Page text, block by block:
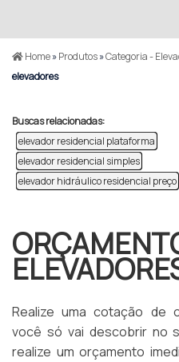
Home»Produtos»Categoria -
elevadores
Buscas relacionadas:
elevador residencial plataforma
elevador residencial simples
elevador hidráulico residencial preço
Realize uma cotação de
você só vai descobrir no
realize um orçamento